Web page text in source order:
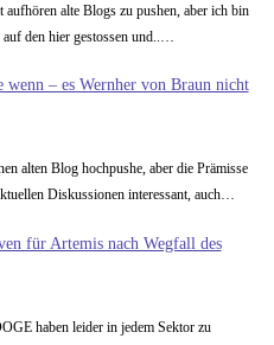
alte Blogs zu pushen, aber ich bin
den hier gestossen und..…
wenn – es Wernher von Braun nicht
alten Blog hochpushe, aber die Prämisse
Diskussionen interessant, auch…
für Artemis nach Wegfall des
haben leider in jedem Sektor zu